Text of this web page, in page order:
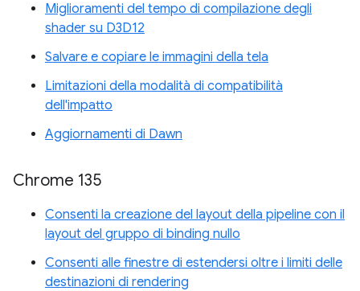
Miglioramenti del tempo di compilazione degli
shader su D3D12
Salvare e copiare le immagini della tela
Limitazioni della modalità di compatibilità
dell'impatto
Aggiornamenti di Dawn
Chrome 135
Consenti la creazione del layout della pipeline con il
layout del gruppo di binding nullo
Consenti alle finestre di estendersi oltre i limiti delle
destinazioni di rendering